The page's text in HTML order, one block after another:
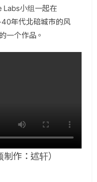
Labs小组一起在
年代北碚城市的风
一个作品。
作：述轩）